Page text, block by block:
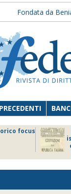
Fondata da
focus